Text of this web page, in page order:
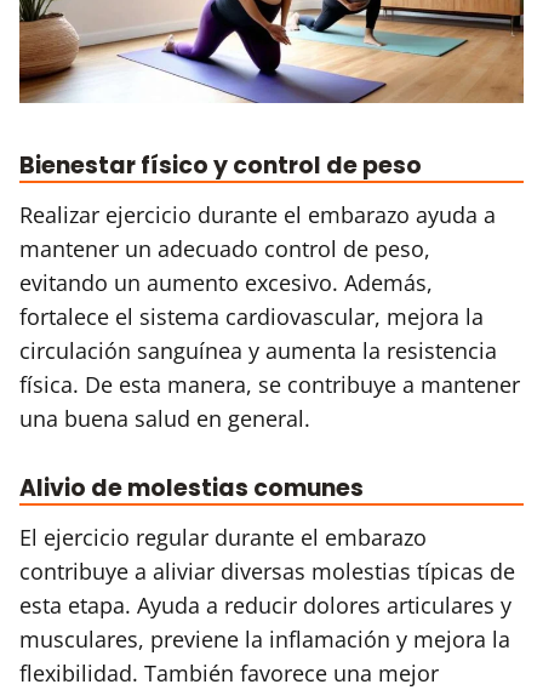
Bienestar físico y control de peso
Realizar ejercicio durante el embarazo ayuda a
mantener un adecuado control de peso,
evitando un aumento excesivo. Además,
fortalece el sistema cardiovascular, mejora la
circulación sanguínea y aumenta la resistencia
física. De esta manera, se contribuye a mantener
una buena salud en general.
Alivio de molestias comunes
El ejercicio regular durante el embarazo
contribuye a aliviar diversas molestias típicas de
esta etapa. Ayuda a reducir dolores articulares y
musculares, previene la inflamación y mejora la
flexibilidad. También favorece una mejor